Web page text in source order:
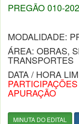
PREGÃO 010-
MODALIDADE:
ÁREA: OBRAS,
TRANSPORTES
DATA / HORA
APURAÇÃO
MINUTA DO EDITAL